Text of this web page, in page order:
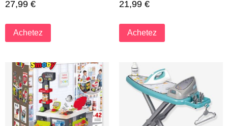
27,99 €
Achetez
21,99 €
Achetez